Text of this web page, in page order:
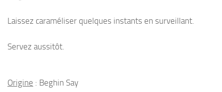
Laissez caraméliser quelques instants en surveillant.
Servez aussitôt.
Origine : Beghin Say